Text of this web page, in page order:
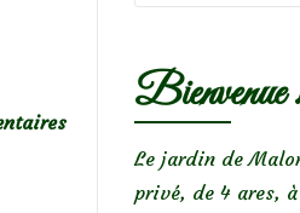
Bienvenue
Le jardin de
privé, de 4 ares,